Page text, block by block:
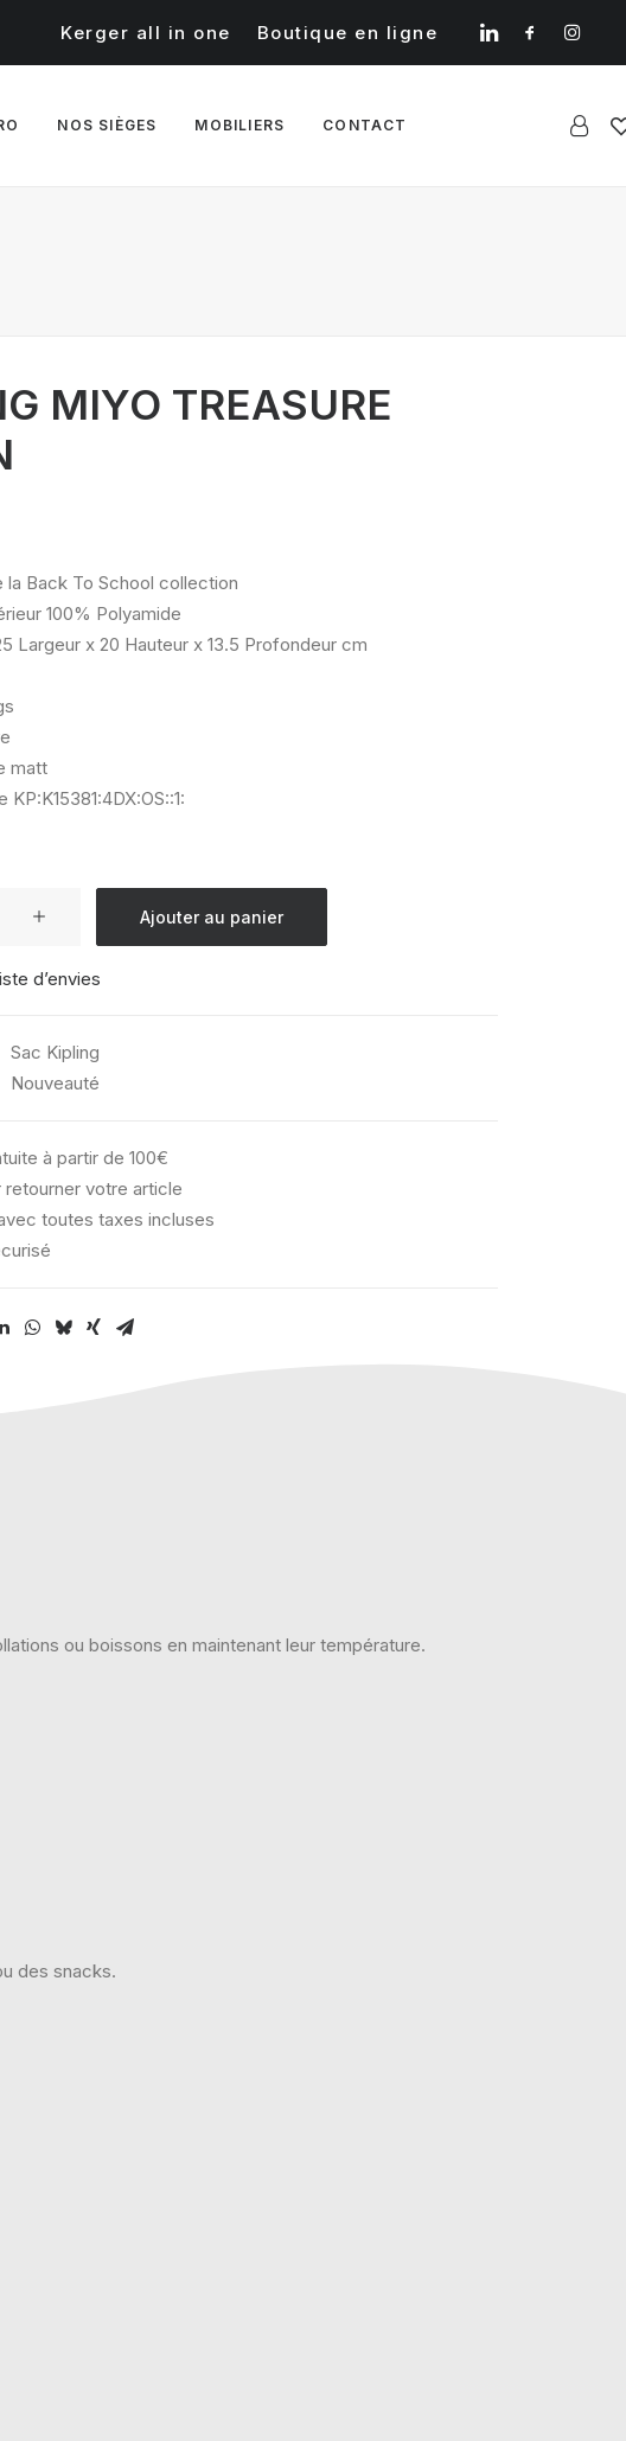
Kerger all in one Boutique en ligne
NOS SIÈGES MOBILIERS CONTACT
MIYO TREASURE
la Back To School collection
100% Polyamide
Largeur x 20 Hauteur x 13.5 Profondeur cm
matt
KP:K15381:4DX:OS::1:
Ajouter au panier
d’envies
Sac Kipling
Nouveauté
à partir de 100€
retourner votre article
toutes taxes incluses
ou boissons en maintenant leur température.
des snacks.